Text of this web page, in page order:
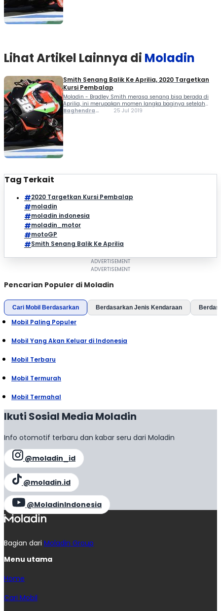
Lihat Artikel Lainnya di Moladin
Smith Senang Balik Ke Aprilia, 2020 Targetkan
Kursi Pembalap
Moladin - Bradley Smith merasa senang bisa berada di
Aprilia, ini merupakan momen langka baginya setelah
terdepak dari MotoGP. Meski hanya sebatas test rider,
Baghendra
25 Jul 2019
Tag Terkait
2020 Targetkan Kursi Pembalap
moladin
moladin indonesia
moladin_motor
motoGP
Smith Senang Balik Ke Aprilia
Pencarian Populer di Moladin
Cari Mobil Berdasarkan Berdasarkan Jenis Kendaraan
Mobil Paling Populer
Mobil Yang Akan Keluar di Indonesia
Mobil Terbaru
Mobil Termurah
Mobil Termahal
Ikuti Sosial Media Moladin
Info otomotif terbaru dan kabar seru dari Moladin
@moladin_id
@moladin.id
@MoladinIndonesia
Bagian dari Moladin Group
Menu utama
Home
Cari Mobil